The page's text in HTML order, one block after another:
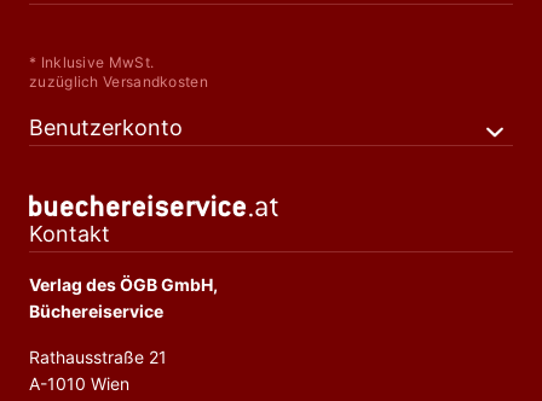
* Inklusive MwSt.
zuzüglich Versandkosten
Benutzerkonto
Kontakt
Verlag des ÖGB GmbH,
Büchereiservice
Rathausstraße 21
A-1010 Wien